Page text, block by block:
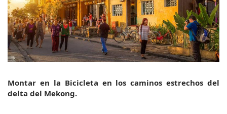
Montar en la Bicicleta en los caminos estrechos del
delta del Mekong.